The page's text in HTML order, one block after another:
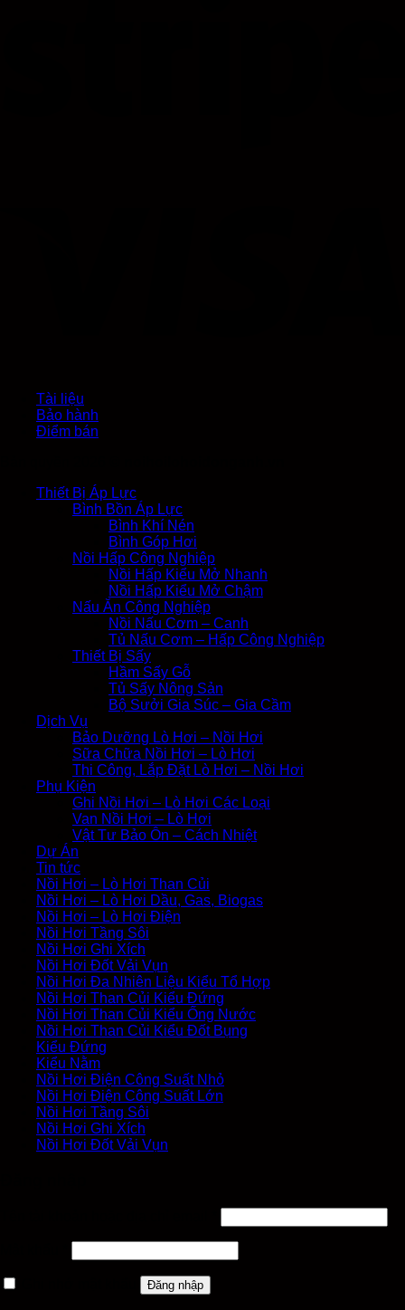
Tài liệu
Bảo hành
Điểm bán
Thiết Bị Áp Lực
Bình Bồn Áp Lực
Bình Khí Nén
Bình Góp Hơi
Nồi Hấp Công Nghiệp
Nồi Hấp Kiểu Mở Nhanh
Nồi Hấp Kiểu Mở Chậm
Nấu Ăn Công Nghiệp
Nồi Nấu Cơm – Canh
Tủ Nấu Cơm – Hấp Công Nghiệp
Thiết Bị Sấy
Hầm Sấy Gỗ
Tủ Sấy Nông Sản
Bộ Sưởi Gia Súc – Gia Cầm
Dịch Vụ
Bảo Dưỡng Lò Hơi – Nồi Hơi
Sữa Chữa Nồi Hơi – Lò Hơi
Thi Công, Lắp Đặt Lò Hơi – Nồi Hơi
Phụ Kiện
Ghi Nồi Hơi – Lò Hơi Các Loại
Van Nồi Hơi – Lò Hơi
Vật Tư Bảo Ôn – Cách Nhiệt
Dự Án
Tin tức
Nồi Hơi – Lò Hơi Than Củi
Nồi Hơi – Lò Hơi Dầu, Gas, Biogas
Nồi Hơi – Lò Hơi Điện
Nồi Hơi Tầng Sôi
Nồi Hơi Ghi Xích
Nồi Hơi Đốt Vải Vụn
Nồi Hơi Đa Nhiên Liệu Kiểu Tổ Hợp
Nồi Hơi Than Củi Kiểu Đứng
Nồi Hơi Than Củi Kiểu Ống Nước
Nồi Hơi Than Củi Kiểu Đốt Bụng
Kiểu Đứng
Kiểu Nằm
Nồi Hơi Điện Công Suất Nhỏ
Nồi Hơi Điện Công Suất Lớn
Nồi Hơi Tầng Sôi
Nồi Hơi Ghi Xích
Nồi Hơi Đốt Vải Vụn
Đăng nhập